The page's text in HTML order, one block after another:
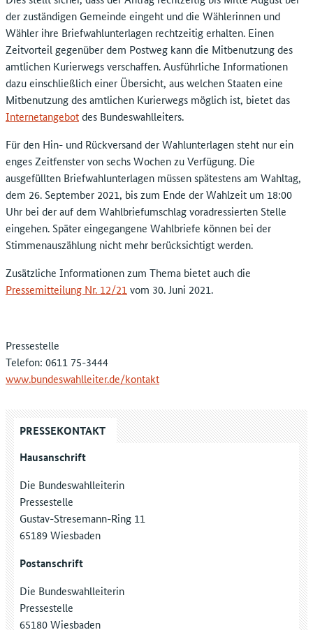
der zuständigen Gemeinde eingeht und die Wählerinnen und
Wähler ihre Briefwahlunterlagen rechtzeitig erhalten. Einen
Zeitvorteil gegenüber dem Postweg kann die Mitbenutzung des
amtlichen Kurierwegs verschaffen. Ausführliche Informationen
dazu einschließlich einer Übersicht, aus welchen Staaten eine
Mitbenutzung des amtlichen Kurierwegs möglich ist, bietet das
Internetangebotdes Bundeswahlleiters.
Für den Hin- und Rückversand der Wahlunterlagen steht nur ein
enges Zeitfenster von sechs Wochen zu Verfügung. Die
ausgefüllten Briefwahlunterlagen müssen spätestens am Wahltag,
dem 26. September 2021, bis zum Ende der Wahlzeit um 18:00
Uhr bei der auf dem Wahlbriefumschlag voradressierten Stelle
eingehen. Später eingegangene Wahlbriefe können bei der
Stimmenauszählung nicht mehr berücksichtigt werden.
Zusätzliche Informationen zum Thema bietet auch die
Pressemitteilung Nr. 12/21 vom 30. Juni 2021.
Pressestelle
Telefon: 0611 75-3444
www.bundeswahlleiter.de/kontakt
PRESSEKONTAKT
Hausanschrift
Die Bundeswahlleiterin
Pressestelle
Gustav-Stresemann-Ring 11
65189 Wiesbaden
Postanschrift
Die Bundeswahlleiterin
Pressestelle
65180 Wiesbaden